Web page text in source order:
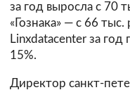
за год выросла с 70
«Гознака» — с 66
Linxdatacenter за год
15%.
Директор санкт-